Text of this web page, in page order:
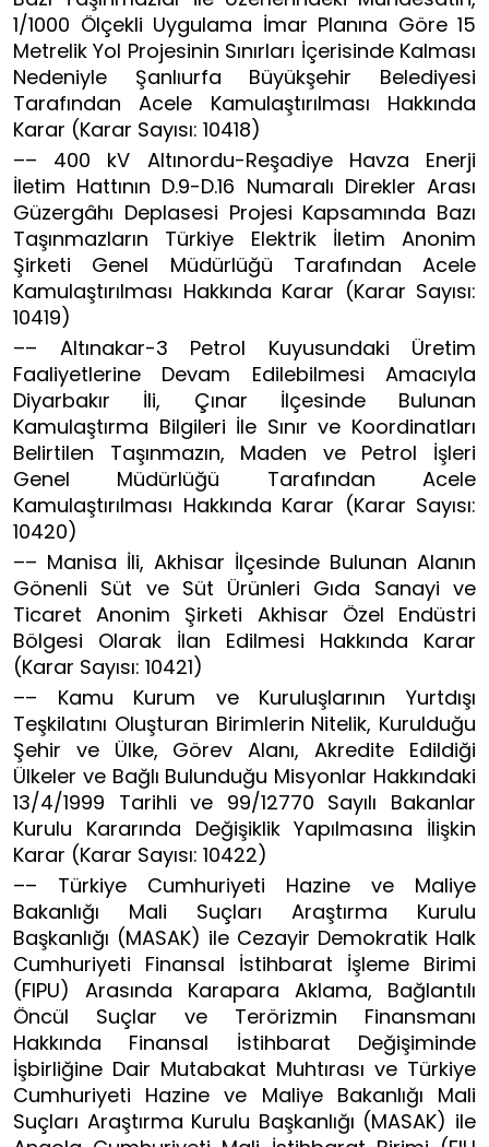
1/1000 Ölçekli Uygulama İmar Planına Göre 15
Metrelik Yol Projesinin Sınırları İçerisinde Kalması
Nedeniyle Şanlıurfa Büyükşehir Belediyesi
Tarafından Acele Kamulaştırılması Hakkında
Karar (Karar Sayısı: 10418)
–– 400 kV Altınordu-Reşadiye Havza Enerji
İletim Hattının D.9-D.16 Numaralı Direkler Arası
Güzergâhı Deplasesi Projesi Kapsamında Bazı
Taşınmazların Türkiye Elektrik İletim Anonim
Şirketi Genel Müdürlüğü Tarafından Acele
Kamulaştırılması Hakkında Karar (Karar Sayısı:
10419)
–– Altınakar-3 Petrol Kuyusundaki Üretim
Faaliyetlerine Devam Edilebilmesi Amacıyla
Diyarbakır İli, Çınar İlçesinde Bulunan
Kamulaştırma Bilgileri İle Sınır ve Koordinatları
Belirtilen Taşınmazın, Maden ve Petrol İşleri
Genel Müdürlüğü Tarafından Acele
Kamulaştırılması Hakkında Karar (Karar Sayısı:
10420)
–– Manisa İli, Akhisar İlçesinde Bulunan Alanın
Gönenli Süt ve Süt Ürünleri Gıda Sanayi ve
Ticaret Anonim Şirketi Akhisar Özel Endüstri
Bölgesi Olarak İlan Edilmesi Hakkında Karar
(Karar Sayısı: 10421)
–– Kamu Kurum ve Kuruluşlarının Yurtdışı
Teşkilatını Oluşturan Birimlerin Nitelik, Kurulduğu
Şehir ve Ülke, Görev Alanı, Akredite Edildiği
Ülkeler ve Bağlı Bulunduğu Misyonlar Hakkındaki
13/4/1999 Tarihli ve 99/12770 Sayılı Bakanlar
Kurulu Kararında Değişiklik Yapılmasına İlişkin
Karar (Karar Sayısı: 10422)
–– Türkiye Cumhuriyeti Hazine ve Maliye
Bakanlığı Mali Suçları Araştırma Kurulu
Başkanlığı (MASAK) ile Cezayir Demokratik Halk
Cumhuriyeti Finansal İstihbarat İşleme Birimi
(FIPU) Arasında Karapara Aklama, Bağlantılı
Öncül Suçlar ve Terörizmin Finansmanı
Hakkında Finansal İstihbarat Değişiminde
İşbirliğine Dair Mutabakat Muhtırası ve Türkiye
Cumhuriyeti Hazine ve Maliye Bakanlığı Mali
Suçları Araştırma Kurulu Başkanlığı (MASAK) ile